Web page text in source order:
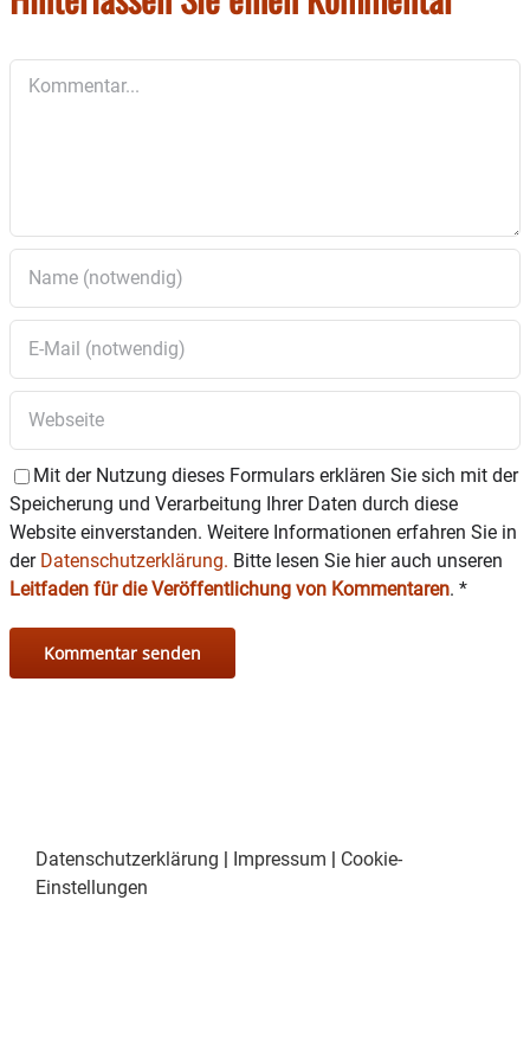
Mit der Nutzung dieses Formulars erklären Sie sich mit der
Speicherung und Verarbeitung Ihrer Daten durch diese
Website einverstanden. Weitere Informationen erfahren Sie in
der Datenschutzerklärung. Bitte lesen Sie hier auch unseren
Leitfaden für die Veröffentlichung von Kommentaren. *
Datenschutzerklärung | Impressum | Cookie-
Einstellungen